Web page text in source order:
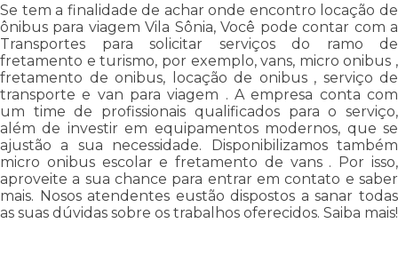
Se tem a finalidade de achar onde encontro locação de
ônibus para viagem Vila Sônia, Você pode contar com a
Transportes para solicitar serviços do ramo de
fretamento e turismo, por exemplo, vans, micro onibus ,
fretamento de onibus, locação de onibus , serviço de
transporte e van para viagem . A empresa conta com
um time de profissionais qualificados para o serviço,
além de investir em equipamentos modernos, que se
ajustão a sua necessidade. Disponibilizamos também
micro onibus escolar e fretamento de vans . Por isso,
aproveite a sua chance para entrar em contato e saber
mais. Nosos atendentes eustão dispostos a sanar todas
as suas dúvidas sobre os trabalhos oferecidos. Saiba mais!